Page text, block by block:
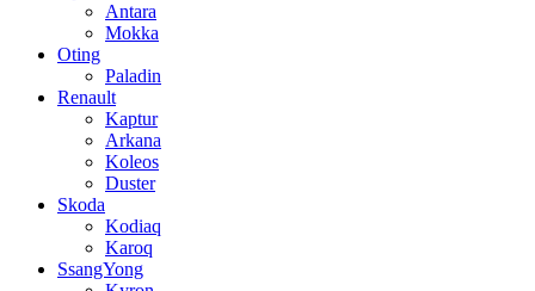
Antara
Mokka
Oting
Paladin
Renault
Kaptur
Arkana
Koleos
Duster
Skoda
Kodiaq
Karoq
SsangYong